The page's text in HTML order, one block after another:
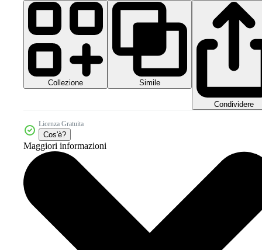
Collezione Simile
Condividere
Licenza Gratuita
Cos'è?
Maggiori informazioni